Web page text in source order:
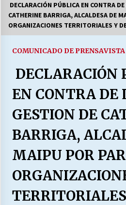
Ya se ordenaron
cuándo van a bajar?
LA DC POR
HISTORIA
“ORGULLOSOS DE
CUMPLEAÑOS 69
MUNICIPALIDAD,
LABORAL:
13/07/2026
Escuela
DECLARACIÓN PÚBLICA EN CONTRA
CATHERINE BARRIGA, ALCALDESA DE
ORGANIZACIONES TERRITORIALES Y
COMUNICADO DE PRENSA
DECLARACIÓN
EN CONTRA DE
GESTION DE
BARRIGA,
MAIPU POR